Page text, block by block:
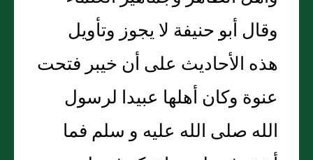
وقال أبو حنيفة لا يجوز وتأويل
هذه الأحاديث على أن خيبر فتحت
عنوة وكان أهلها عبيدا لرسول
الله صلى الله عليه و سلم فما